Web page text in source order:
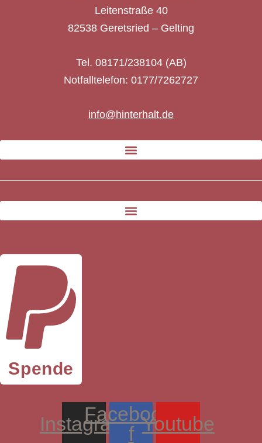
Leitenstraße 40
82538 Geretsried – Gelting
Tel. 08171/238104 (AB)
Notfalltelefon: 0177/7262727
info@hinterhalt.de
Spende
InstagramFacebook-
f Youtube